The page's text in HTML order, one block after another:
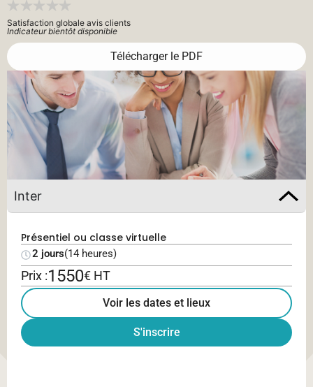
Satisfaction globale avis clients
Indicateur bientôt disponible
Télécharger le PDF
Inter
Présentiel ou classe virtuelle
2 jours(14 heures)
Prix :1550€ HT
Voir les dates et lieux
S'inscrire